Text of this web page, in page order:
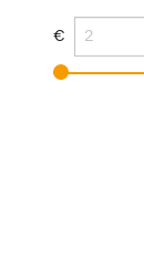
€